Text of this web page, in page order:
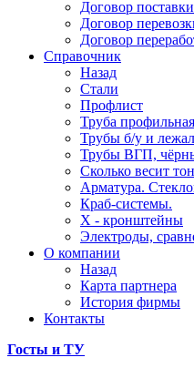
Договор поставки
Договор
Договор
Справочник
Назад
Стали
Профлист
Труба профильная
Трубы б/у и
Трубы ВГП,
Сколько весит
Арматура.
Краб-системы.
Х - кронштейны
Электроды,
О компании
Назад
Карта партнера
История фирмы
Контакты
Госты и ТУ